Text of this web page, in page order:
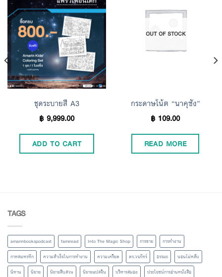
Add to
Wishlist
ชุดระบายสี A3
฿9,999.00
ADD TO CART
OUT OF STOCK
กระดาษโน้ต “นาคุซัง”
฿109.00
READ MORE
TAGS
amarinbookspodcast famiread Into The Magic Shop การขาย
การทำงาน
กาหลมหรทึก
ความสำเร็จในการทำงาน ความเครียด ดร.วรภัทร์ ธรรมะ
นอนไม่หลับ
นิทาน
นิยาย นิยายสืบสวน นิยายแปลจีน บริหารสมอง
ประโยชน์การอ่านหนังสือ